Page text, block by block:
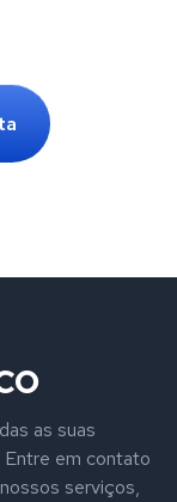
as suas
em contato
serviços,